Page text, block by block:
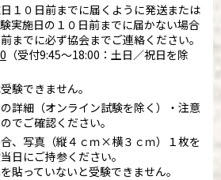
１０日前までに届くように発送または
実施日の１０日前までに届かない場合
までに必ず協会までご連絡ください。
（受付9:45～18:00：土日／祝日を除
験できません。
詳細（オンライン試験を除く）・注意
でご確認ください。
、写真（縦４ｃｍ×横３ｃｍ）１枚を
日にご持参ください。
貼っていないと受験できません。